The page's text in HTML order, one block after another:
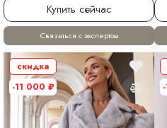
Купить сейчас
Связаться с экспертом
скидка
-11 000 ₽